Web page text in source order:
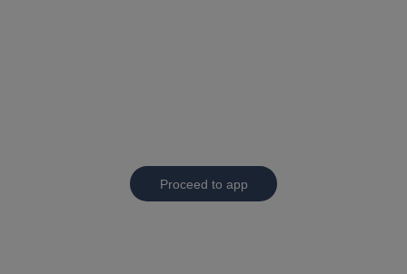
Proceed to app